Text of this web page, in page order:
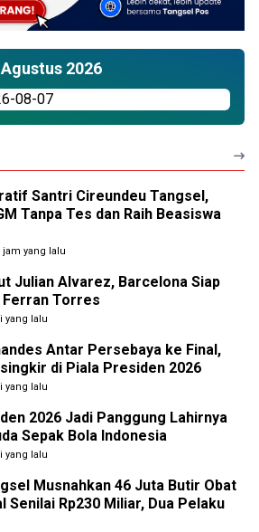
2026
Santri Cireundeu Tangsel,
Tanpa Tes dan Raih Beasiswa
jam yang lalu
Julian Alvarez, Barcelona Siap
Ferran Torres
yang lalu
Antar Persebaya ke Final,
di Piala Presiden 2026
yang lalu
2026 Jadi Panggung Lahirnya
Sepak Bola Indonesia
yang lalu
Musnahkan 46 Juta Butir Obat
Senilai Rp230 Miliar, Dua Pelaku